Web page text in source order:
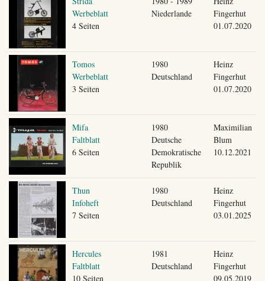
Werbeblatt
4 Seiten
Niederlande
Fingerhut
01.07.2020
Tomos
Werbeblatt
3 Seiten
1980
Deutschland
Heinz
Fingerhut
01.07.2020
Mifa
Faltblatt
6 Seiten
1980
Deutsche
Demokratische
Republik
Maximilian
Blum
10.12.2021
Thun
Infoheft
7 Seiten
1980
Deutschland
Heinz
Fingerhut
03.01.2025
Hercules
Faltblatt
10 Seiten
1981
Deutschland
Heinz
Fingerhut
09.05.2019